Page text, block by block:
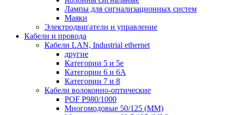
Лампы для сигнализационных систем
Маяки
Электродвигатели и управление
Кабели и провода
Кабели LAN, Industrial ethernet
другие
Категории 5 и 5е
Категории 6 и 6A
Категории 7 и 8
Кабели волоконно-оптические
POF P980/1000
Многомодовые 50/125 (ММ)